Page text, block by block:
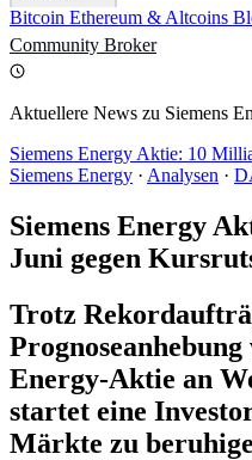
Bitcoin Ethereum & Altcoins
Community Broker
Aktuellere News zu Siemens
Siemens Energy Aktie: 10
Siemens Energy · Analysen ·
Siemens Energy
Juni gegen
Trotz
Energy-Aktie an
startet eine
Märkte zu